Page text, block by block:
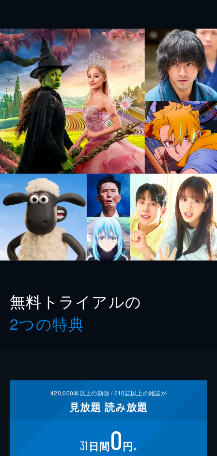
無料トライアルの
2つの特典
420,000本以上の動画 /210誌以上の雑誌が
見放題 読み放題
31 日間0円 ※